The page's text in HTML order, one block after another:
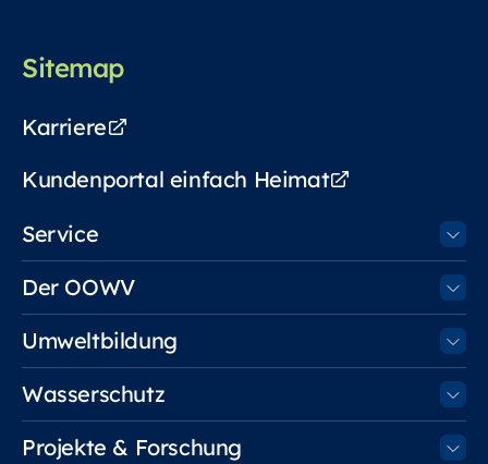
Sitemap
Service
Der OOWV
Umweltbildung
Wasserschutz
Projekte & Forschung
Karriere
Kundenportal einfach Heimat